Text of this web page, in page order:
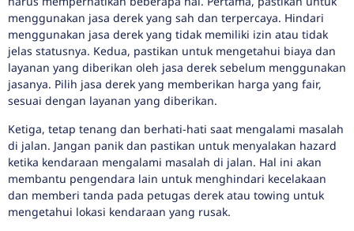
menggunakan jasa derek yang sah dan terpercaya. Hindari
menggunakan jasa derek yang tidak memiliki izin atau tidak
jelas statusnya. Kedua, pastikan untuk mengetahui biaya dan
layanan yang diberikan oleh jasa derek sebelum menggunakan
jasanya. Pilih jasa derek yang memberikan harga yang fair,
sesuai dengan layanan yang diberikan.
Ketiga, tetap tenang dan berhati-hati saat mengalami masalah
di jalan. Jangan panik dan pastikan untuk menyalakan hazard
ketika kendaraan mengalami masalah di jalan. Hal ini akan
membantu pengendara lain untuk menghindari kecelakaan
dan memberi tanda pada petugas derek atau towing untuk
mengetahui lokasi kendaraan yang rusak.